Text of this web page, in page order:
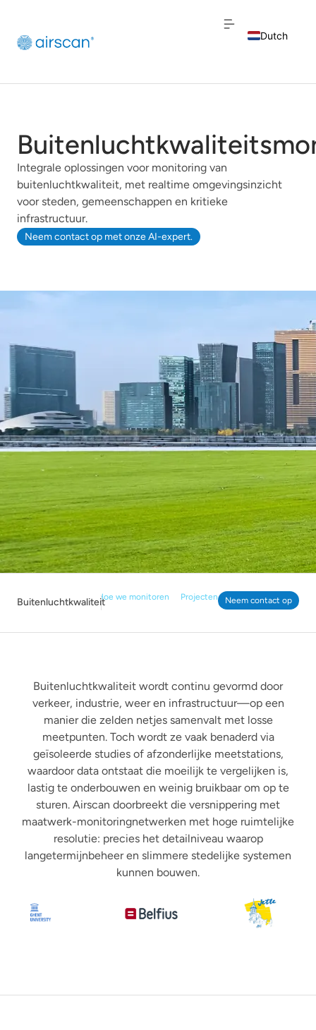
Dutch
French
Integrale oplossingen voor monitoring van
buitenluchtkwaliteit, met realtime omgevingsinzicht
voor steden, gemeenschappen en kritieke
infrastructuur.
Neem contact op met onze AI-expert.
BuitenluchtkwaliteitHoe we monitoren Projecten Neem contact op
Buitenluchtkwaliteit wordt continu gevormd door
verkeer, industrie, weer en infrastructuur—op een
manier die zelden netjes samenvalt met losse
meetpunten. Toch wordt ze vaak benaderd via
geïsoleerde studies of afzonderlijke meetstations,
waardoor data ontstaat die moeilijk te vergelijken is,
lastig te onderbouwen en weinig bruikbaar om op te
sturen. Airscan doorbreekt die versnippering met
maatwerk-monitoringnetwerken met hoge ruimtelijke
resolutie: precies het detailniveau waarop
langetermijnbeheer en slimmere stedelijke systemen
kunnen bouwen.